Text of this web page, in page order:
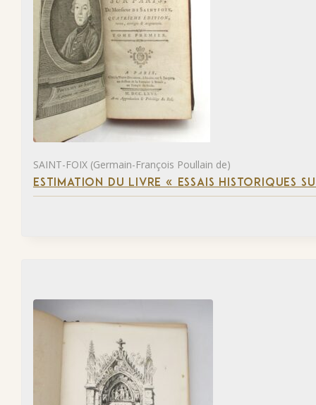
SAINT-FOIX (Germain-François Poullain de)
ESTIMATION DU LIVRE « ESSAIS HISTORIQUES